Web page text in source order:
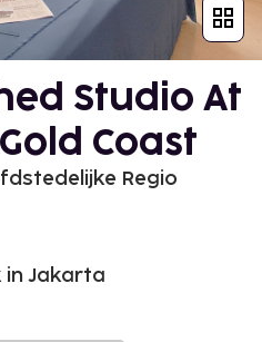
Studio At
Coast
Regio
in Jakarta